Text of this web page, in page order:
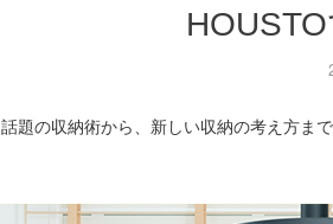
話題の収納術から、新しい収納の考え方ま